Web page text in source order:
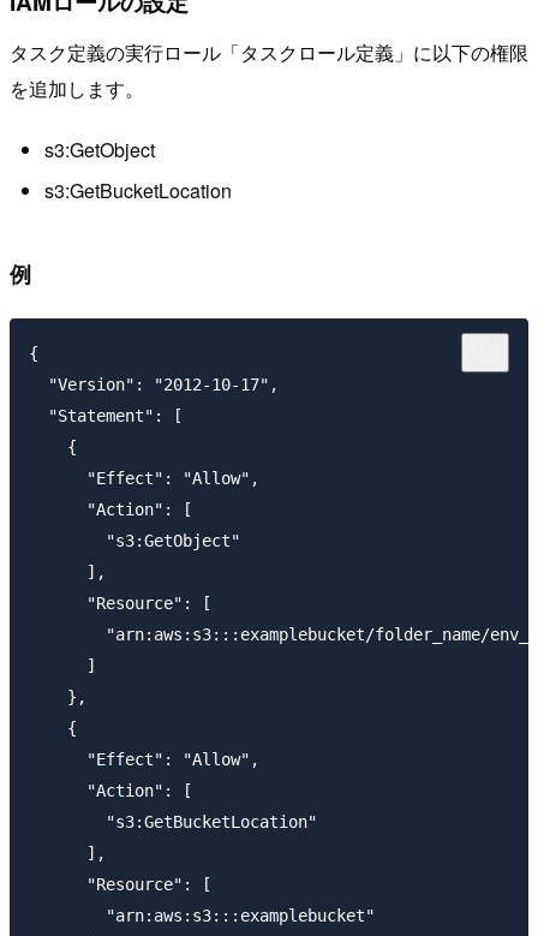
タスク定義の実行ロール「タスクロール定義」に以下の権限
を追加します。
s3:GetObject
s3:GetBucketLocation
例
{
  "Version": "2012-10-17",
  "Statement": [
    {
      "Effect": "Allow",
      "Action": [
        "s3:GetObject"
      ],
      "Resource": [
"arn:aws:s3:::examplebucket/folder_name/
      ]
    },
    {
      "Effect": "Allow",
      "Action": [
        "s3:GetBucketLocation"
      ],
      "Resource": [
        "arn:aws:s3:::examplebucket"